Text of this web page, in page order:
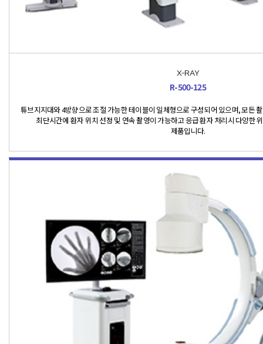
X-RAY
R-500-125
튜브지지대와 4방향으로 조절 가능한 테이블이 일체형으로 구성되어 있으며, 모든
최단시간에 환자 위치 선정 및 연속 촬영이 가능하고 응급 환자 처리시 다양한
제품입니다.